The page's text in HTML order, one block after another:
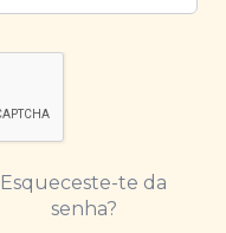
Esqueceste-te da
senha?